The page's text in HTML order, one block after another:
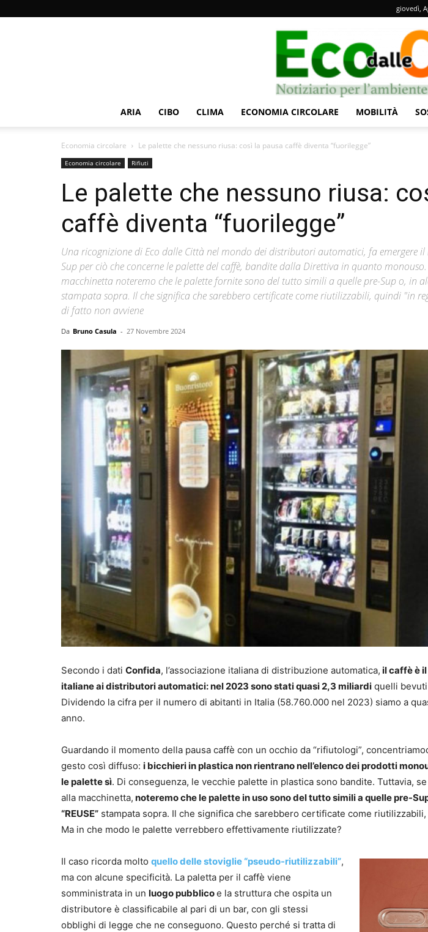
giovedì,
ARIA CIBO CLIMA ECONOMIA CIRCOLARE MOBILITÀ
Economia circolare Le palette che nessuno riusa: così la pausa caffè diventa “fuorilegge”
Economia circolare Rifiuti
Le palette che nessuno riusa:
caffè diventa “fuorilegge”
Una ricognizione di Eco dalle Città nel mondo dei distributori automatici, fa emergere
Sup per ciò che concerne le palette del caffè, bandite dalla Direttiva in quanto
macchinetta noteremo che le palette fornite sono del tutto simili a quelle pre-Sup o, in
stampata sopra. Il che significa che sarebbero certificate come riutilizzabili, quindi "in
di fatto non avviene
Da Bruno Casula - 27 Novembre 2024
Secondo i dati Confida, l’associazione italiana di distribuzione automatica, il caffè è
italiane ai distributori automatici: nel 2023 sono stati quasi 2,3 miliardi quelli
Dividendo la cifra per il numero di abitanti in Italia (58.760.000 nel 2023) siamo a
anno.
Guardando il momento della pausa caffè con un occhio da “rifiutologi”,
gesto così diffuso: i bicchieri in plastica non rientrano nell’elenco dei prodotti
le palette sì. Di conseguenza, le vecchie palette in plastica sono bandite. Tuttavia,
alla macchinetta, noteremo che le palette in uso sono del tutto simili a quelle pre-
“REUSE” stampata sopra. Il che significa che sarebbero certificate come
Ma in che modo le palette verrebbero effettivamente riutilizzate?
Il caso ricorda molto quello delle stoviglie “pseudo-riutilizzabili”,
ma con alcune specificità. La paletta per il caffè viene
somministrata in un luogo pubblicoe la struttura che ospita un
distributore è classificabile al pari di un bar, con gli stessi
obblighi di legge che ne conseguono. Questo perché si tratta di